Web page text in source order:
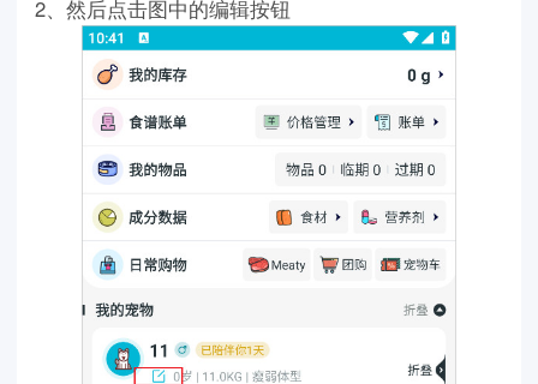
2、然后点击图中的编辑按钮